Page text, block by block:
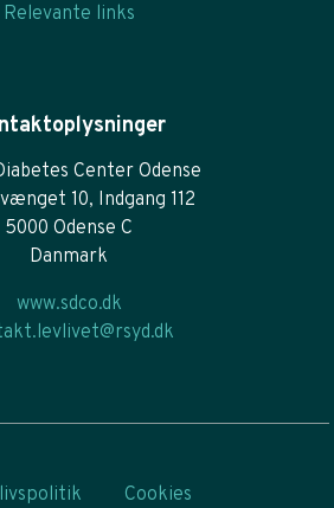
Relevante links
Center Odense
10, Indgang 112
5000 Odense C
Danmark
www.sdco.dk
Cookies